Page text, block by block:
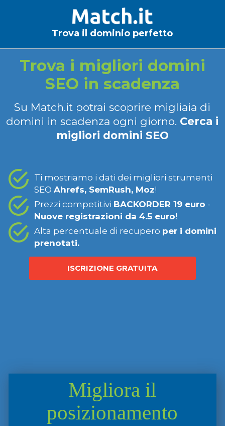
Trova il dominio perfetto
Trova i migliori domini
SEO in scadenza
Su Match.it potrai scoprire migliaia di
domini in scadenza ogni giorno. Cerca i
migliori domini SEO
Ti mostriamo i dati dei migliori strumenti
SEO Ahrefs, SemRush, Moz!
Prezzi competitivi BACKORDER 19 euro -
Nuove registrazioni da 4.5 euro!
Alta percentuale di recupero per i domini
prenotati.
ISCRIZIONE GRATUITA
Migliora il
posizionamento